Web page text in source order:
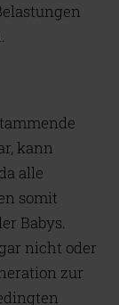
kann
alle
somit
Babys.
nicht oder
zur